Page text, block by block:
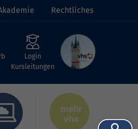
Rechtliches
Login
Kursleitungen